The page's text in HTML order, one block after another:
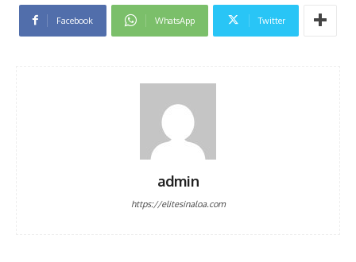
Facebook WhatsApp Twitter
admin
https://elitesinaloa.com